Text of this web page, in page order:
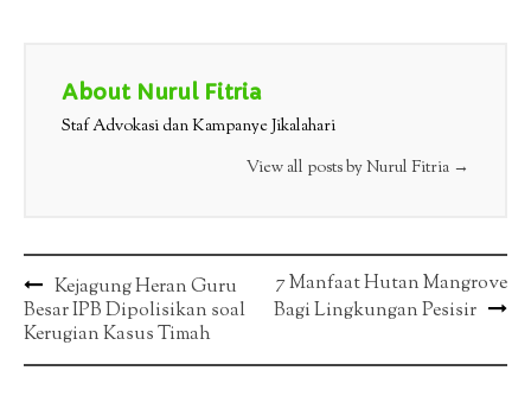
About Nurul Fitria
Staf Advokasi dan Kampanye Jikalahari
View all posts by Nurul Fitria →
Post
navigation
Kejagung Heran Guru
Besar IPB Dipolisikan soal
Kerugian Kasus Timah
7 Manfaat Hutan Mangrove
Bagi Lingkungan Pesisir